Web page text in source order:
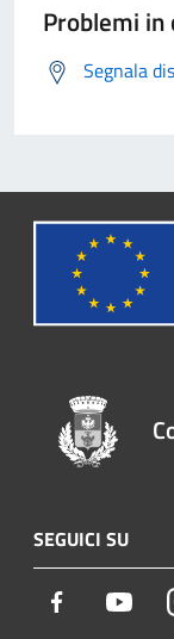
Problemi
Segnala
SEGUICI SU
Facebook